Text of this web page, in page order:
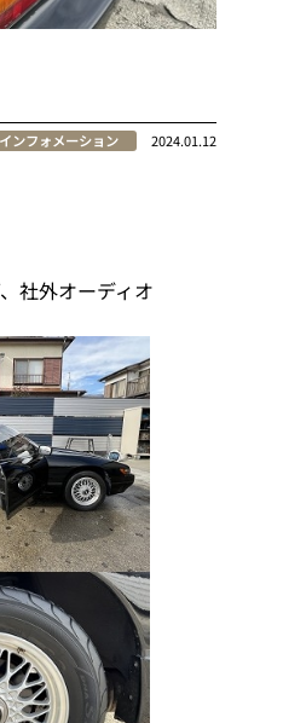
インフォメーション 2024.01.12
社外オーディオ